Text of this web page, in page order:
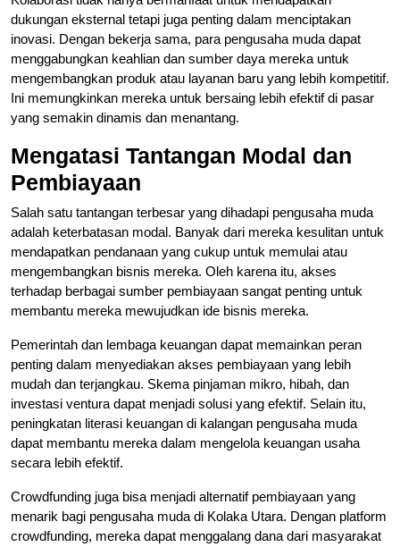
dukungan eksternal tetapi juga penting dalam menciptakan
inovasi. Dengan bekerja sama, para pengusaha muda dapat
menggabungkan keahlian dan sumber daya mereka untuk
mengembangkan produk atau layanan baru yang lebih kompetitif.
Ini memungkinkan mereka untuk bersaing lebih efektif di pasar
yang semakin dinamis dan menantang.
Mengatasi Tantangan Modal dan
Pembiayaan
Salah satu tantangan terbesar yang dihadapi pengusaha muda
adalah keterbatasan modal. Banyak dari mereka kesulitan untuk
mendapatkan pendanaan yang cukup untuk memulai atau
mengembangkan bisnis mereka. Oleh karena itu, akses
terhadap berbagai sumber pembiayaan sangat penting untuk
membantu mereka mewujudkan ide bisnis mereka.
Pemerintah dan lembaga keuangan dapat memainkan peran
penting dalam menyediakan akses pembiayaan yang lebih
mudah dan terjangkau. Skema pinjaman mikro, hibah, dan
investasi ventura dapat menjadi solusi yang efektif. Selain itu,
peningkatan literasi keuangan di kalangan pengusaha muda
dapat membantu mereka dalam mengelola keuangan usaha
secara lebih efektif.
Crowdfunding juga bisa menjadi alternatif pembiayaan yang
menarik bagi pengusaha muda di Kolaka Utara. Dengan platform
crowdfunding, mereka dapat menggalang dana dari masyarakat